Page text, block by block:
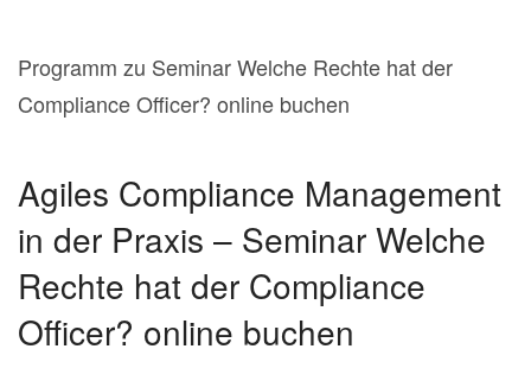
Programm zu Seminar Welche Rechte hat der
Compliance Officer? online buchen
Agiles Compliance Management
in der Praxis – Seminar Welche
Rechte hat der Compliance
Officer? online buchen